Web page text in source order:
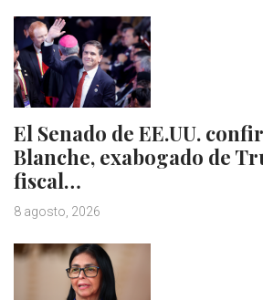
El Senado de EE.UU.
Blanche, exabogado de
fiscal…
8 agosto, 2026